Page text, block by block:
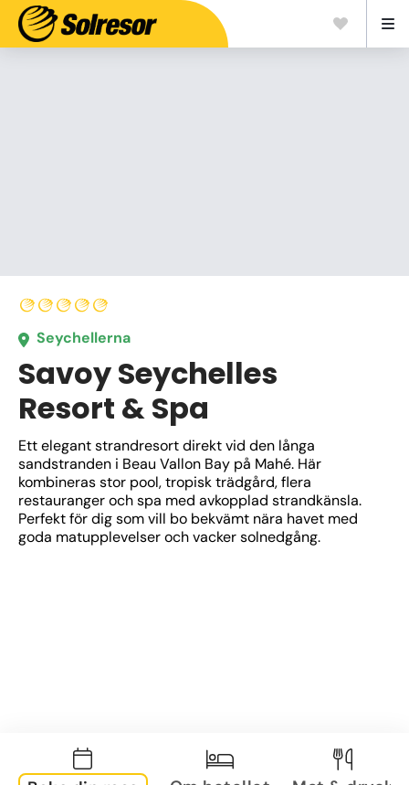
Seychellerna
Savoy Seychelles
Resort & Spa
Ett elegant strandresort direkt vid den långa
sandstranden i Beau Vallon Bay på Mahé. Här
kombineras stor pool, tropisk trädgård, flera
restauranger och spa med avkopplad strandkänsla.
Perfekt för dig som vill bo bekvämt nära havet med
goda matupplevelser och vacker solnedgång.